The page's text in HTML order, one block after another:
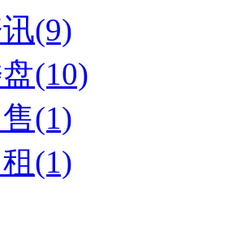
(9)
(10)
(1)
(1)